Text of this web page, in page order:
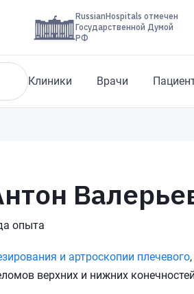
RussianHospitals отмечен
Государственной Думой
РФ
Клиники Врачи
опыта
и артроскопии плечевого
верхних и нижних